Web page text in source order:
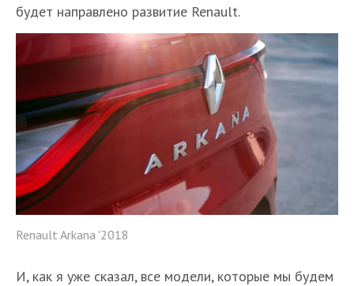
будет направлено развитие Renault.
Renault Arkana '2018
И, как я уже сказал, все модели, которые мы будем